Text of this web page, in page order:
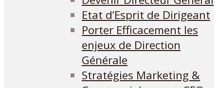
Etat d’Esprit de Dirigeant
Porter Efficacement les
enjeux de Direction
Générale
Stratégies Marketing &